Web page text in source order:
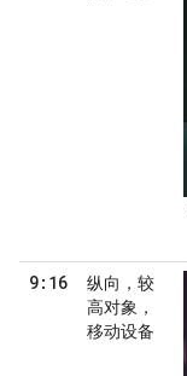
9:16
纵向，较
高对象，
移动设备